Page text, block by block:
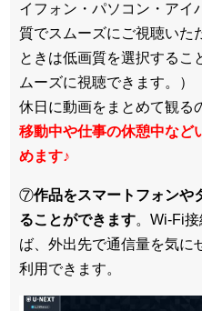
イフォン・パソコン・アイ
質でスムーズにご視聴いた
ときは低画質を選択するこ
ムーズに視聴できます。）
休日に動画をまとめて観る
移動中や仕事の休憩中など
めます♪
⑦作品をスマートフォンや
ることができます。Wi-Fi
ば、外出先で通信量を気に
利用できます。